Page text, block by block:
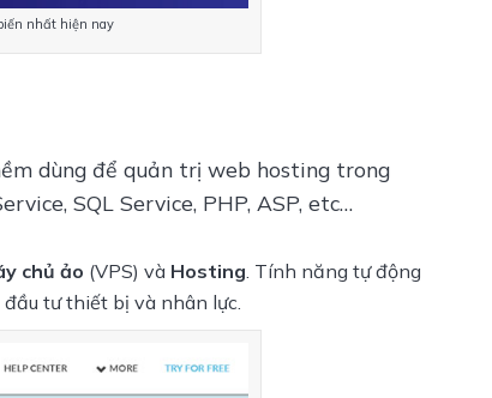
nhất hiện nay
dùng để quản trị web hosting trong
SQL Service, PHP, ASP, etc…
chủ ảo (VPS) và Hosting . Tính năng tự động
tư thiết bị và nhân lực.